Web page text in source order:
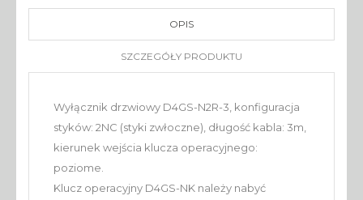
OPIS
SZCZEGÓŁY PRODUKTU
Wyłącznik drzwiowy D4GS-N2R-3, konfiguracja
styków: 2NC (styki zwłoczne), długość kabla: 3m,
kierunek wejścia klucza operacyjnego:
poziome.
Klucz operacyjny D4GS-NK należy nabyć